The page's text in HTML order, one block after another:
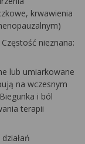
krwawienia
nieznana:
lub umiarkowane
na wczesnym
i ból
terapii